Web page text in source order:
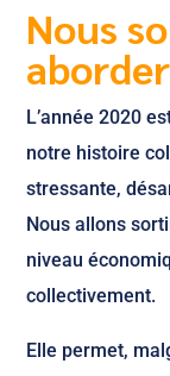
Nous
L’année 2020
notre histoire
stressante,
Nous allons
niveau
collectivement.
Elle permet,